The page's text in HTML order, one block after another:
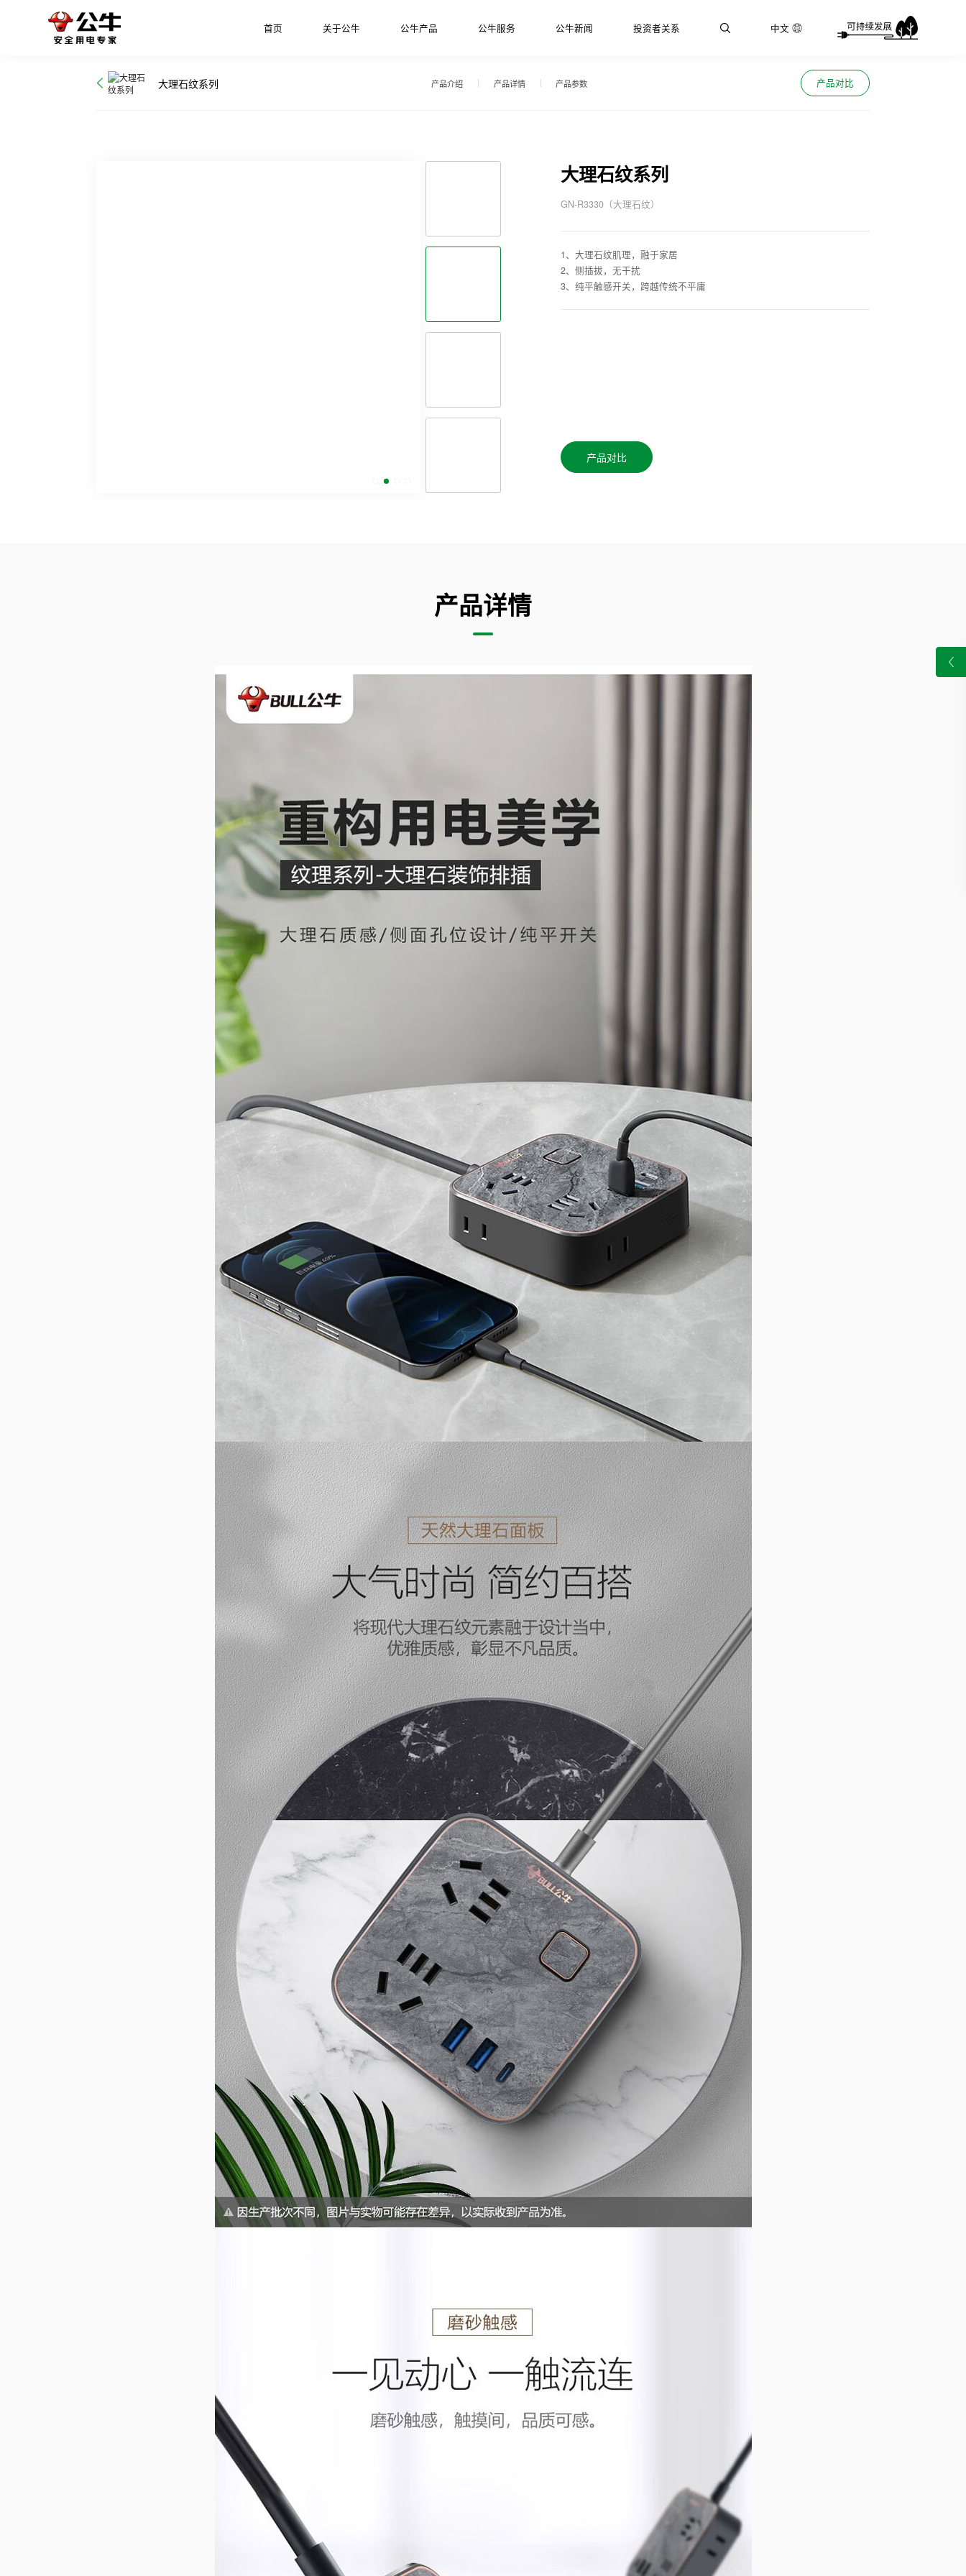
首页 关于公牛 公牛产品 公牛服务 公牛新闻 投资者关系 中文
大理石纹系列 产品介绍 产品详情 产品参数 产品对比
大理石纹系列
GN-R3330（大理石纹）
1、大理石纹肌理，融于家居
2、侧插拔，无干扰
3、纯平触感开关，跨越传统不平庸
产品对比
产品详情